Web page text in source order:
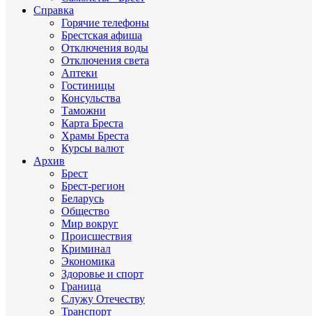
Справка
Горячие телефоны
Брестская афиша
Отключения воды
Отключения света
Аптеки
Гостиницы
Консульства
Таможни
Карта Бреста
Храмы Бреста
Курсы валют
Архив
Брест
Брест-регион
Беларусь
Общество
Мир вокруг
Происшествия
Криминал
Экономика
Здоровье и спорт
Граница
Служу Отечеству
Транспорт